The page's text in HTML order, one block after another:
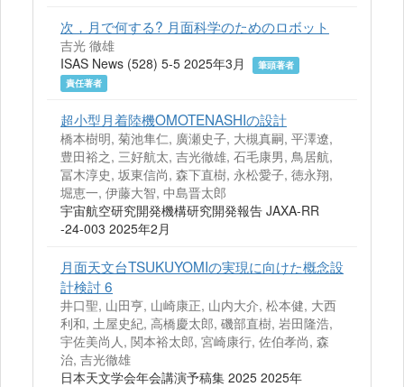
次，月で何する? 月面科学のためのロボット
吉光 徹雄
ISAS News (528) 5-5 2025年3月
筆頭著者
責任著者
超小型月着陸機OMOTENASHIの設計
橋本樹明, 菊池隼仁, 廣瀬史子, 大槻真嗣, 平澤遼,
豊田裕之, 三好航太, 吉光徹雄, 石毛康男, 鳥居航,
冨木淳史, 坂東信尚, 森下直樹, 永松愛子, 徳永翔,
堀恵一, 伊藤大智, 中島晋太郎
宇宙航空研究開発機構研究開発報告 JAXA-RR
-24-003 2025年2月
月面天文台TSUKUYOMIの実現に向けた概念設
計検討 6
井口聖, 山田亨, 山崎康正, 山内大介, 松本健, 大西
利和, 土屋史紀, 高橋慶太郎, 磯部直樹, 岩田隆浩,
宇佐美尚人, 関本裕太郎, 宮崎康行, 佐伯孝尚, 森
治, 吉光徹雄
日本天文学会年会講演予稿集 2025 2025年